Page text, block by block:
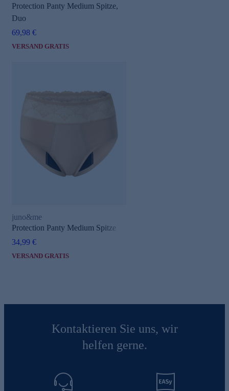
Protection Panty Medium Spitze,
Duo
69,98 €
VERSAND GRATIS
juno&me
Protection Panty Medium Spitze
34,99 €
VERSAND GRATIS
Kontaktieren Sie uns, wir
helfen gerne.